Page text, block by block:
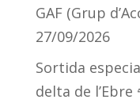
GAF (Grup
27/09/2026
Sortida
delta de l’Ebre